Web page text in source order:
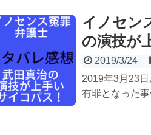
イノセン
の演技が
2019/3/24
2019年3月23
有罪となった